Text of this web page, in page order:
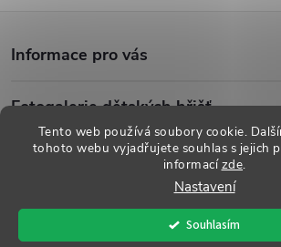
Tento web používá soubory cookie.
tohoto webu vyjadřujete souhlas s jejich
informacízde.
Nastavení
Souhlasím
p
Informace pro vás
Fotogalerie dětských hřišť
Vytvořil Shoptet
Dětská hřiště . Všechna práva
nastavení cookies